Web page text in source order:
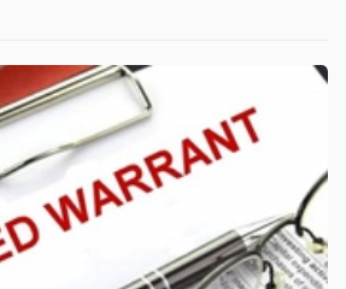
bộ Cổ đông lớn